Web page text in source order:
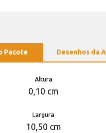
Pacote Desenhos da
Altura
0,10 cm
Largura
10,50 cm